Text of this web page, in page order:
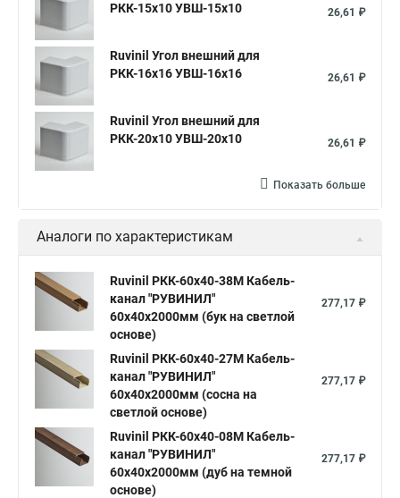
РКК-15х10 УВШ-15х10
26,61 ₽
Ruvinil Угол внешний для
РКК-16х16 УВШ-16х16
26,61 ₽
Ruvinil Угол внешний для
РКК-20х10 УВШ-20х10
26,61 ₽
Показать больше
Аналоги по характеристикам
Ruvinil РКК-60х40-38М Кабель-
канал "РУВИНИЛ"
60х40х2000мм (бук на светлой
основе)
277,17 ₽
Ruvinil РКК-60х40-27М Кабель-
канал "РУВИНИЛ"
60х40х2000мм (сосна на
светлой основе)
277,17 ₽
Ruvinil РКК-60х40-08М Кабель-
канал "РУВИНИЛ"
60х40х2000мм (дуб на темной
основе)
277,17 ₽